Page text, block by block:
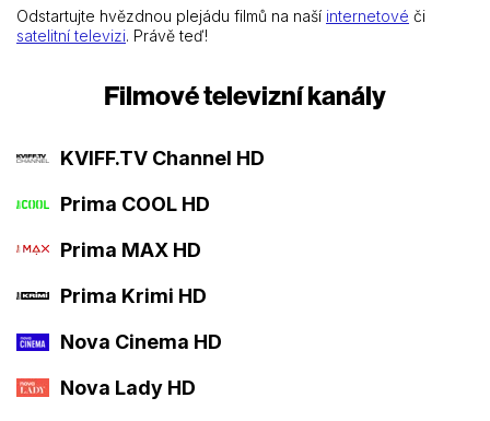
Odstartujte hvězdnou plejádu filmů na naší internetové či
satelitní televizi. Právě teď!
Filmové televizní kanály
KVIFF.TV Channel HD
Prima COOL HD
Prima MAX HD
Prima Krimi HD
Nova Cinema HD
Nova Lady HD